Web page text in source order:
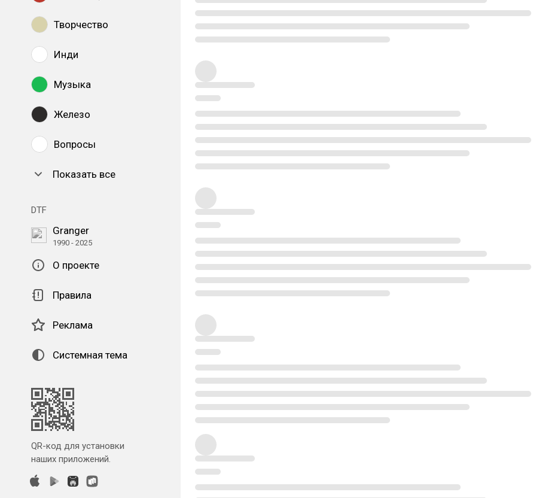
Творчество
Инди
Музыка
Железо
Вопросы
Показать все
DTF
Granger
1990 - 2025
О проекте
Правила
Реклама
Системная тема
QR-код для установки
наших приложений.